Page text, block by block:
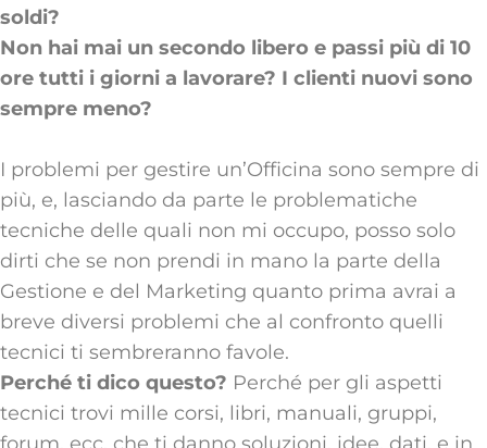
soldi?
Non hai mai un secondo libero e passi più di 10
ore tutti i giorni a lavorare? I clienti nuovi sono
sempre meno?
I problemi per gestire un’Officina sono sempre di
più, e, lasciando da parte le problematiche
tecniche delle quali non mi occupo, posso solo
dirti che se non prendi in mano la parte della
Gestione e del Marketing quanto prima avrai a
breve diversi problemi che al confronto quelli
tecnici ti sembreranno favole.
Perché ti dico questo? Perché per gli aspetti
tecnici trovi mille corsi, libri, manuali, gruppi,